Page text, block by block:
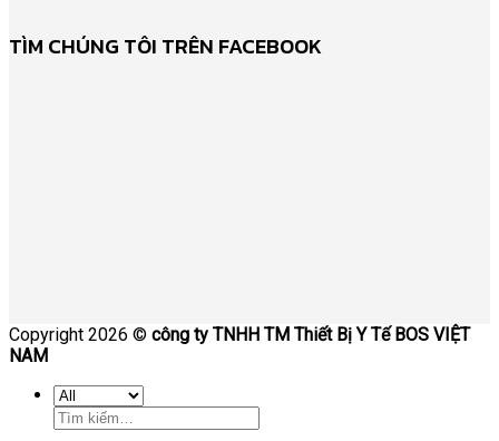
TÌM CHÚNG TÔI TRÊN FACEBOOK
Copyright 2026 © công ty TNHH TM Thiết Bị Y Tế BOS VIỆT
NAM